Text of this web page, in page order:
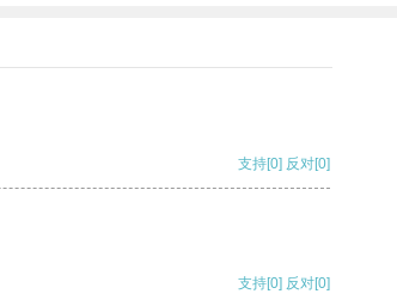
支持[0] 反对[0]
支持[0] 反对[0]